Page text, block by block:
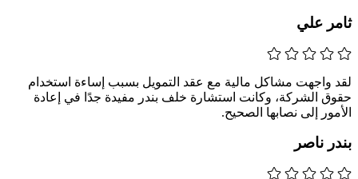
ثامر علي
لقد واجهت مشاكل مالية مع عقد التمويل بسبب إساءة استخدام
حقوق الشركة، وكانت استشارة خلف بندر مفيدة جدًا في إعادة
الأمور إلى نصابها الصحيح.
بندر ناصر